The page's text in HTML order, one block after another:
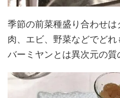
季節の前菜種盛り合わせ
肉、エビ、野菜などでどれ
バーミヤンとは異次元の質